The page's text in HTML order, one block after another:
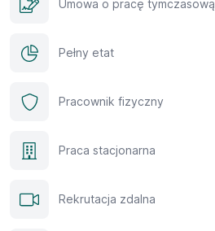
Umowa o pracę tymczasową
Pełny etat
Pracownik fizyczny
Praca stacjonarna
Rekrutacja zdalna